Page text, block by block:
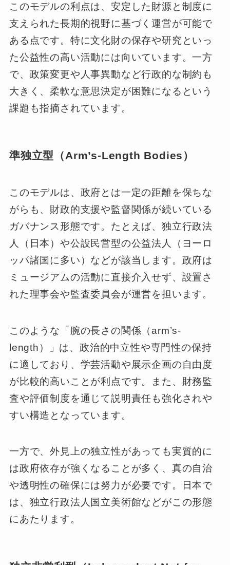
このモデルの利点は、安定した財源と制度に
支えられた長期的視野に基づく運営が可能で
ある点です。特に文化財の保存や研究といっ
た公益性の高い活動には向いています。一方
で、政策変更や人事異動など行政的な制約も
大きく、柔軟な意思決定が困難になるという
課題も指摘されています。
準独立型（Arm’s-Length Bodies）
このモデルは、政府とは一定の距離を保ちな
がらも、財政的支援や監督関係が続いている
ガバナンス形態です。たとえば、独立行政法
人（日本）や公設民営型の公益法人（ヨーロ
ッパ諸国に多い）などが該当します。政府は
ミュージアムの活動に直接介入せず、設置さ
れた理事会や監査委員会が運営を担います。
このような「腕の長さの関係（arm’s-
length）」は、政治的中立性や専門性の保持
に適しており、学芸活動や展示企画の自由度
が比較的高いことが利点です。また、財務監
査や評価制度を通じて説明責任も強化されや
すい構造となっています。
一方で、外見上の独立性があっても実質的に
は政府依存が強くなることが多く、真の自治
や透明性の確保には努力が必要です。日本で
は、独立行政法人国立美術館などがこの形態
にあたります。